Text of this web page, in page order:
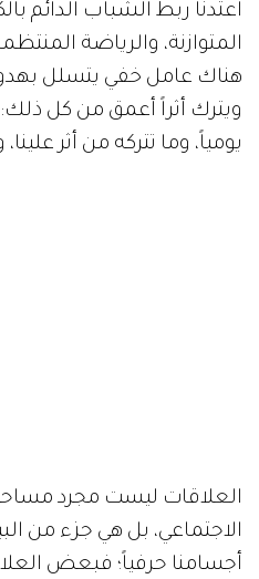
اعتدنا ربط الشباب الدائم
المتوازنة، والرياضة
هناك عامل خفي يتسلل بهدوء
ويترك أثراً أعمق من كل
يومياً، وما تتركه من أثر
العلاقات ليست مجرد
الاجتماعي، بل هي جزء من
أجسامنا حرفياً؛ فبعض